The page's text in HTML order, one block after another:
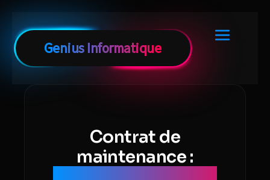
Contrat de
maintenance :